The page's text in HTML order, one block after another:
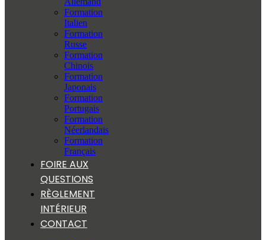
Formation
Italien
Formation
Russe
Formation
Chinois
Formation
Japonais
Formation
Portugais
Formation
Néerlandais
Formation
Français
FOIRE AUX
QUESTIONS
RÈGLEMENT
INTÉRIEUR
CONTACT